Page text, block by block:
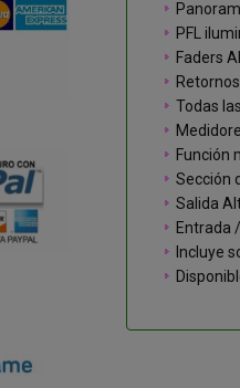
PFL
Faders
Todas
Función
Sección
Salida
Entrada
Incluye